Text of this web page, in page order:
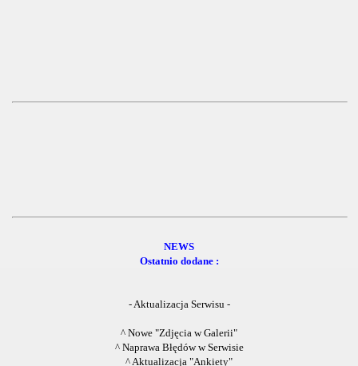
NEWS
Ostatnio dodane :
- Aktualizacja Serwisu -
^ Nowe "Zdjęcia w Galerii"
^ Naprawa Błędów w Serwisie
^ Aktualizacja "Ankiety"